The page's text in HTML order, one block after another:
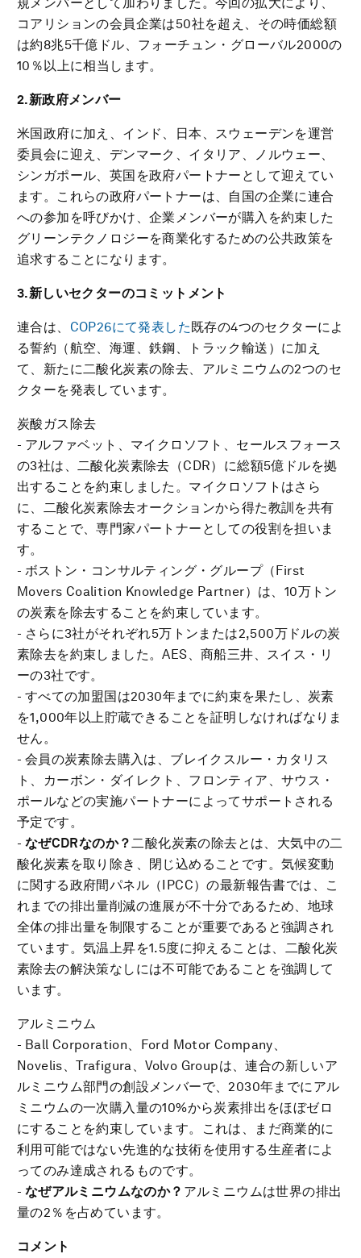
コアリションの会員企業は50社を超え、その時価総額
は約8兆5千億ドル、フォーチュン・グローバル2000の
10％以上に相当します。
2.新政府メンバー
米国政府に加え、インド、日本、スウェーデンを運営
委員会に迎え、デンマーク、イタリア、ノルウェー、
シンガポール、英国を政府パートナーとして迎えてい
ます。これらの政府パートナーは、自国の企業に連合
への参加を呼びかけ、企業メンバーが購入を約束した
グリーンテクノロジーを商業化するための公共政策を
追求することになります。
3.新しいセクターのコミットメント
連合は、 COP26にて発表した既存の4つのセクターによ
る誓約（航空、海運、鉄鋼、トラック輸送）に加え
て、新たに二酸化炭素の除去、アルミニウムの2つのセ
クターを発表しています。
炭酸ガス除去
- アルファベット、マイクロソフト、セールスフォース
の3社は、二酸化炭素除去（CDR）に総額5億ドルを拠
出することを約束しました。マイクロソフトはさら
に、二酸化炭素除去オークションから得た教訓を共有
することで、専門家パートナーとしての役割を担いま
す。
- ボストン・コンサルティング・グループ（First
Movers Coalition Knowledge Partner）は、10万トン
の炭素を除去することを約束しています。
- さらに3社がそれぞれ5万トンまたは2,500万ドルの炭
素除去を約束しました。AES、商船三井、スイス・リ
ーの3社です。
- すべての加盟国は2030年までに約束を果たし、炭素
を1,000年以上貯蔵できることを証明しなければなりま
せん。
- 会員の炭素除去購入は、ブレイクスルー・カタリス
ト、カーボン・ダイレクト、フロンティア、サウス・
ポールなどの実施パートナーによってサポートされる
予定です。
- なぜCDRなのか？二酸化炭素の除去とは、大気中の二
酸化炭素を取り除き、閉じ込めることです。気候変動
に関する政府間パネル（IPCC）の最新報告書では、こ
れまでの排出量削減の進展が不十分であるため、地球
全体の排出量を制限することが重要であると強調され
ています。気温上昇を1.5度に抑えることは、二酸化炭
素除去の解決策なしには不可能であることを強調して
います。
アルミニウム
- Ball Corporation、Ford Motor Company、
Novelis、Trafigura、Volvo Groupは、連合の新しいア
ルミニウム部門の創設メンバーで、2030年までにアル
ミニウムの一次購入量の10%から炭素排出をほぼゼロ
にすることを約束しています。これは、まだ商業的に
利用可能ではない先進的な技術を使用する生産者によ
ってのみ達成されるものです。
- なぜアルミニウムなのか？ アルミニウムは世界の排出
量の2％を占めています。
コメント